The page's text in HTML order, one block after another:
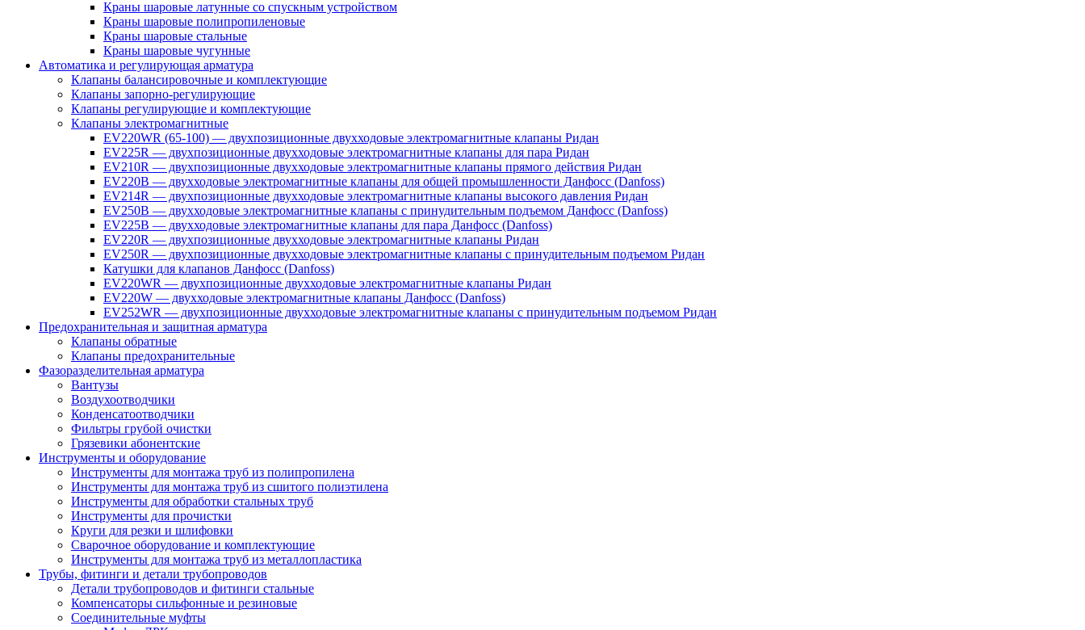
Краны шаровые латунные со спускным устройством
Краны шаровые полипропиленовые
Краны шаровые стальные
Краны шаровые чугунные
Автоматика и регулирующая арматура
Клапаны балансировочные и комплектующие
Клапаны запорно-регулирующие
Клапаны регулирующие и комплектующие
Клапаны электромагнитные
EV220WR (65-100) — двухпозиционные двухходовые электромагнитные клапаны Ридан
EV225R — двухпозиционные двухходовые электромагнитные клапаны для пара Ридан
EV210R — двухпозиционные двухходовые электромагнитные клапаны прямого действия Ридан
EV220B — двухходовые электромагнитные клапаны для общей промышленности Данфосс (Danfoss)
EV214R — двухпозиционные двухходовые электромагнитные клапаны высокого давления Ридан
EV250B — двухходовые электромагнитные клапаны с принудительным подъемом Данфосс (Danfoss)
EV225B — двухходовые электромагнитные клапаны для пара Данфосс (Danfoss)
EV220R — двухпозиционные двухходовые электромагнитные клапаны Ридан
EV250R — двухпозиционные двухходовые электромагнитные клапаны с принудительным подъемом Ридан
Катушки для клапанов Данфосс (Danfoss)
EV220WR — двухпозиционные двухходовые электромагнитные клапаны Ридан
EV220W — двухходовые электромагнитные клапаны Данфосс (Danfoss)
EV252WR — двухпозиционные двухходовые электромагнитные клапаны с принудительным подъемом Ридан
Предохранительная и защитная арматура
Клапаны обратные
Клапаны предохранительные
Фазоразделительная арматура
Вантузы
Воздухоотводчики
Конденсатоотводчики
Фильтры грубой очистки
Грязевики абонентские
Инструменты и оборудование
Инструменты для монтажа труб из полипропилена
Инструменты для монтажа труб из сшитого полиэтилена
Инструменты для обработки стальных труб
Инструменты для прочистки
Круги для резки и шлифовки
Сварочное оборудование и комплектующие
Инструменты для монтажа труб из металлопластика
Трубы, фитинги и детали трубопроводов
Детали трубопроводов и фитинги стальные
Компенсаторы сильфонные и резиновые
Соединительные муфты